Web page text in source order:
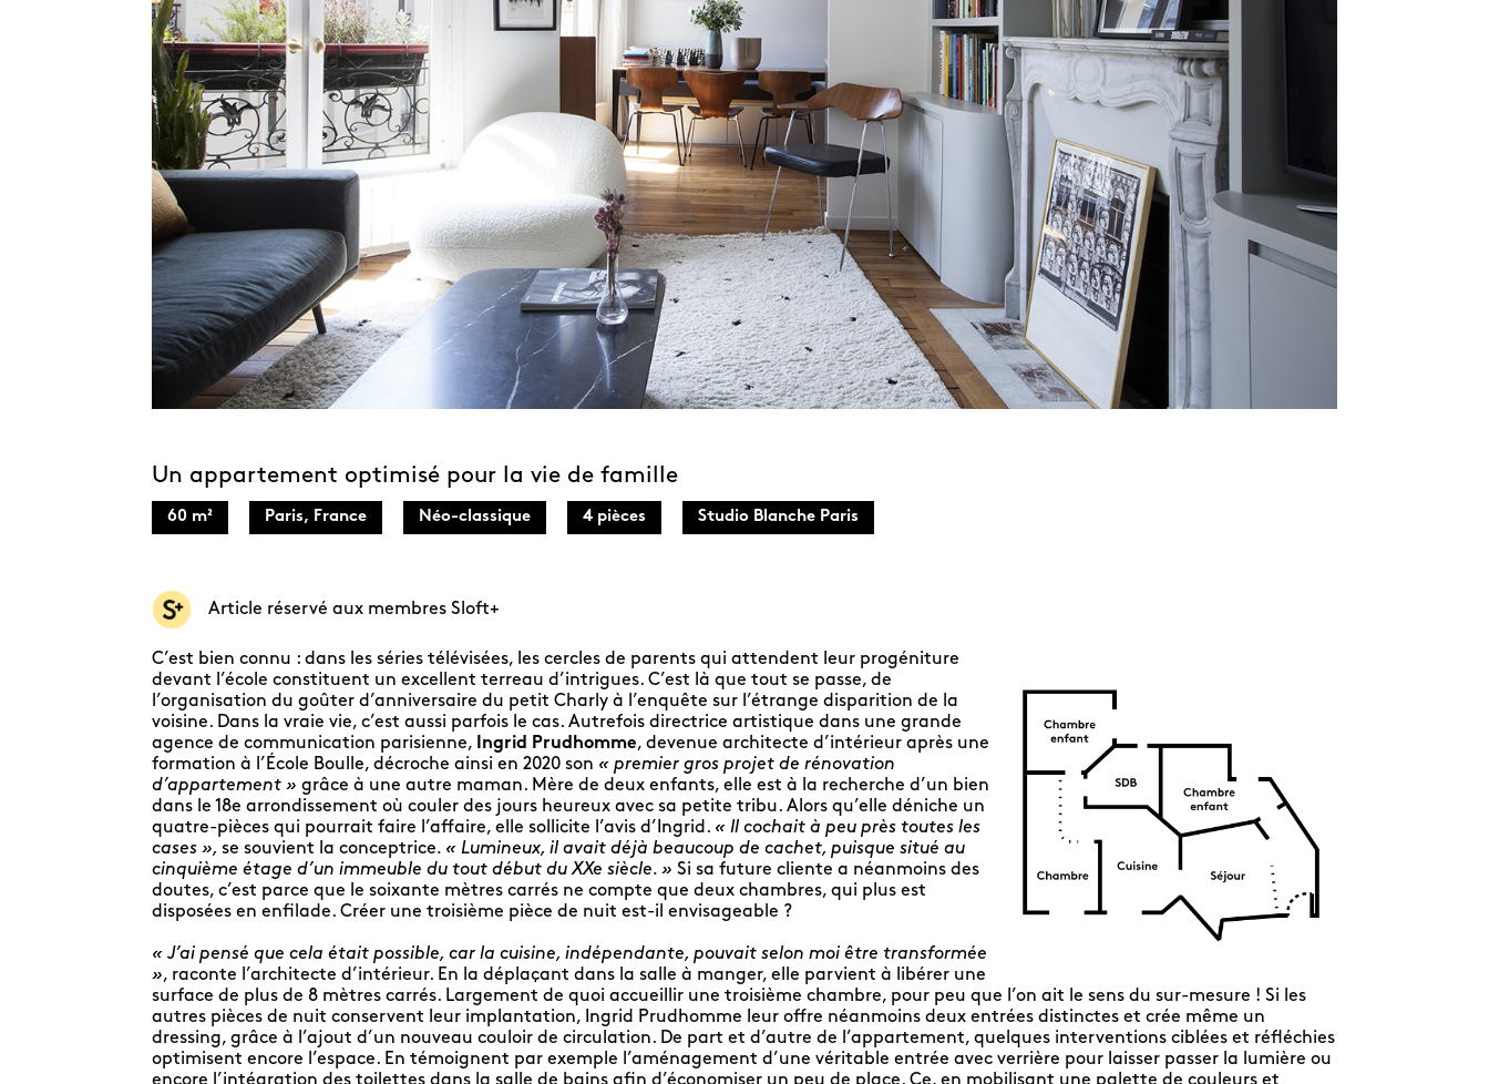
Un appartement optimisé pour la vie de famille
60 m² Paris, France Néo-classique 4 pièces Studio Blanche Paris
Article réservé aux membres Sloft+
C’est bien connu : dans les séries télévisées, les cercles de parents qui attendent leur progéniture
devant l’école constituent un excellent terreau d’intrigues. C’est là que tout se passe, de
l’organisation du goûter d’anniversaire du petit Charly à l’enquête sur l’étrange disparition de la
voisine. Dans la vraie vie, c’est aussi parfois le cas. Autrefois directrice artistique dans une grande
agence de communication parisienne,
Ingrid Prudhomme, devenue architecte d’intérieur après une
formation à l’École Boulle, décroche ainsi en 2020 son « premier gros projet de rénovation
d’appartement » grâce à une autre maman. Mère de deux enfants, elle est à la recherche d’un bien
dans le 18e arrondissement où couler des jours heureux avec sa petite tribu. Alors qu’elle déniche un
quatre-pièces qui pourrait faire l’affaire, elle sollicite l’avis d’Ingrid. « Il cochait à peu près toutes les
cases », se souvient la conceptrice. « Lumineux, il avait déjà beaucoup de cachet, puisque situé au
cinquième étage d’un immeuble du tout début du XXe siècle. » Si sa future cliente a néanmoins des
doutes, c’est parce que le soixante mètres carrés ne compte que deux chambres, qui plus est
disposées en enfilade. Créer une troisième pièce de nuit est-il envisageable ?
« J’ai pensé que cela était possible, car la cuisine, indépendante, pouvait selon moi être transformée
», raconte l’architecte d’intérieur. En la déplaçant dans la salle à manger, elle parvient à libérer une
surface de plus de 8 mètres carrés. Largement de quoi accueillir une troisième chambre, pour peu que l’on ait le sens du sur-mesure ! Si les
autres pièces de nuit conservent leur implantation, Ingrid Prudhomme leur offre néanmoins deux entrées distinctes et crée même un
dressing, grâce à l’ajout d’un nouveau couloir de circulation. De part et d’autre de l’appartement, quelques interventions ciblées et réfléchies
optimisent encore l’espace. En témoignent par exemple l’aménagement d’une véritable entrée avec verrière pour laisser passer la lumière ou